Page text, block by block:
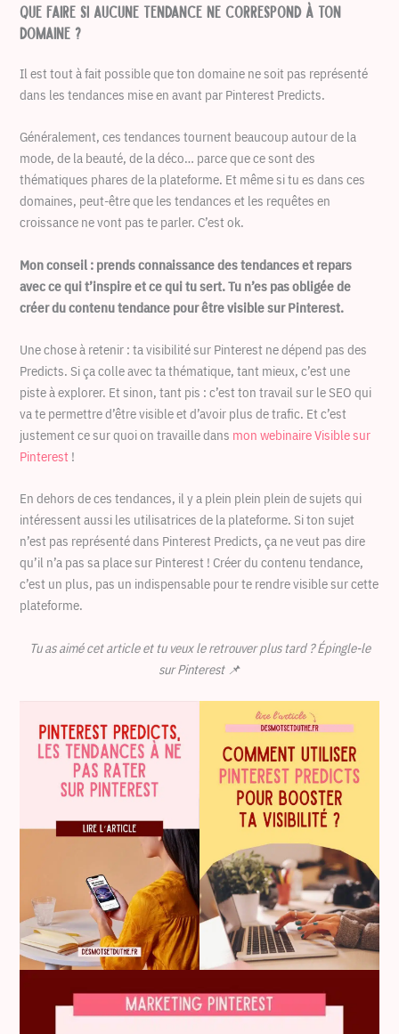
Que faire si aucune tendance ne correspond à ton
domaine ?
Il est tout à fait possible que ton domaine ne soit pas représenté
dans les tendances mise en avant par Pinterest Predicts.
Généralement, ces tendances tournent beaucoup autour de la
mode, de la beauté, de la déco… parce que ce sont des
thématiques phares de la plateforme. Et même si tu es dans ces
domaines, peut-être que les tendances et les requêtes en
croissance ne vont pas te parler. C’est ok.
Mon conseil : prends connaissance des tendances et repars
avec ce qui t’inspire et ce qui tu sert. Tu n’es pas obligée de
créer du contenu tendance pour être visible sur Pinterest.
Une chose à retenir : ta visibilité sur Pinterest ne dépend pas des
Predicts. Si ça colle avec ta thématique, tant mieux, c’est une
piste à explorer. Et sinon, tant pis : c’est ton travail sur le SEO qui
va te permettre d’être visible et d’avoir plus de trafic. Et c’est
justement ce sur quoi on travaille dans mon webinaire Visible sur
Pinterest !
En dehors de ces tendances, il y a plein plein plein de sujets qui
intéressent aussi les utilisatrices de la plateforme. Si ton sujet
n’est pas représenté dans Pinterest Predicts, ça ne veut pas dire
qu’il n’a pas sa place sur Pinterest ! Créer du contenu tendance,
c’est un plus, pas un indispensable pour te rendre visible sur cette
plateforme.
Tu as aimé cet article et tu veux le retrouver plus tard ? Épingle-le
sur Pinterest 📌